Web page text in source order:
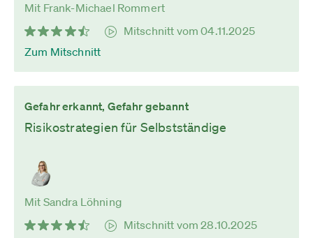
Mit Frank-Michael Rommert
Mitschnitt vom 04.11.2025
Zum Mitschnitt
Gefahr erkannt, Gefahr gebannt
Risikostrategien für Selbstständige
Mit Sandra Löhning
Mitschnitt vom 28.10.2025